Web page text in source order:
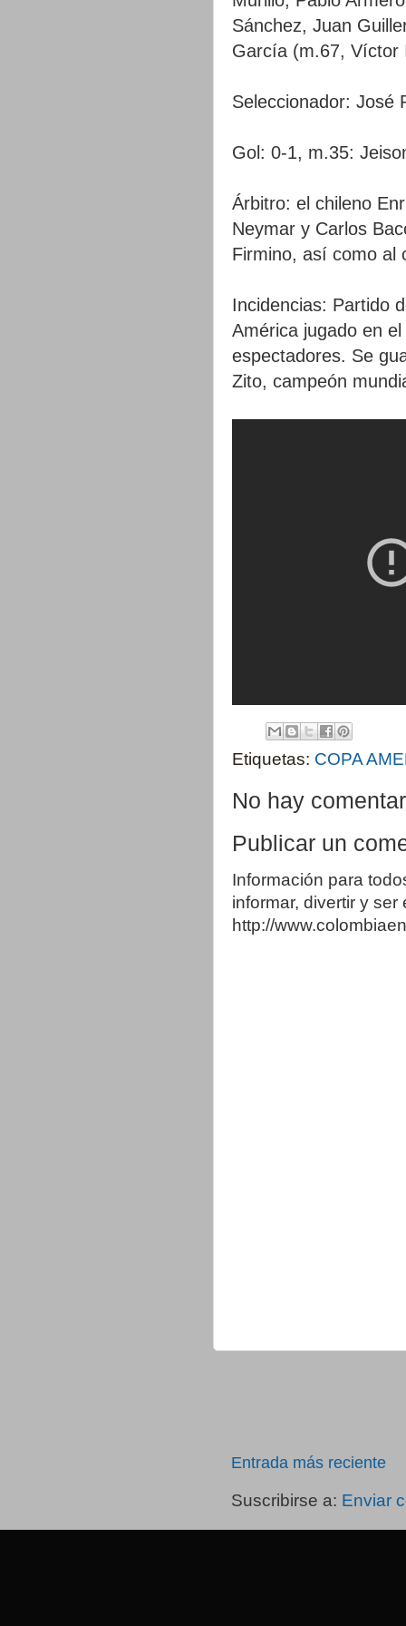
Sánchez, Juan
García (m.67, Víctor
Seleccionador: José
Gol: 0-1, m.35:
Árbitro: el chileno
Neymar y Carlos
Firmino, así como al
Incidencias: Partido
América jugado en
espectadores. Se
Zito, campeón
Etiquetas: COPA
No hay
Publicar un
Información para
informar, divertir y
http://
Entrada más reciente
Suscribirse a: Enviar